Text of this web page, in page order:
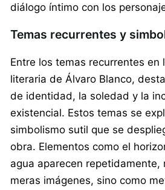
diálogo íntimo con los
Temas recurrentes y
Entre los temas recurrentes en
literaria de Álvaro Blanco,
de identidad, la soledad y la
existencial. Estos temas se
simbolismo sutil que se
obra. Elementos como el
agua aparecen repetidamente,
meras imágenes, sino como